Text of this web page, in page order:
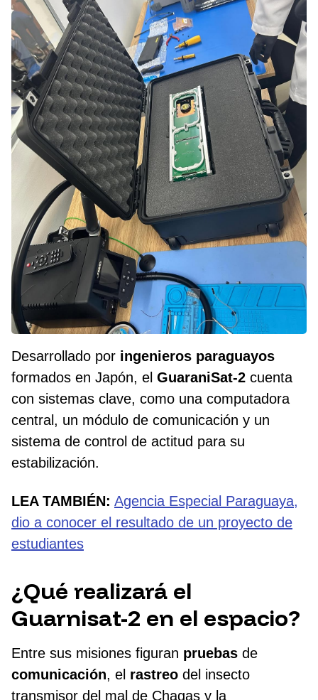
Desarrollado por ingenieros paraguayos
formados en Japón, el GuaraniSat-2 cuenta
con sistemas clave, como una computadora
central, un módulo de comunicación y un
sistema de control de actitud para su
estabilización.
LEA TAMBIÉN: Agencia Especial Paraguaya,
dio a conocer el resultado de un proyecto de
estudiantes
¿Qué realizará el
Guarnisat-2 en el espacio?
Entre sus misiones figuran pruebas de
comunicación, el rastreo del insecto
transmisor del mal de Chagas y la